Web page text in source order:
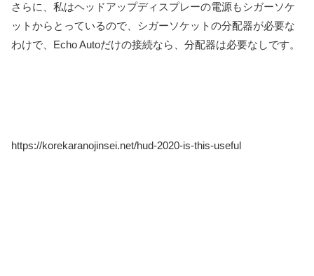
さらに、私はヘッドアップディスプレーの電源もシガーソケ
ットからとっているので、シガーソケットの分配器が必要な
わけで、Echo Autoだけの接続なら、分配器は必要なしです。
https://korekaranojinsei.net/hud-2020-is-this-useful